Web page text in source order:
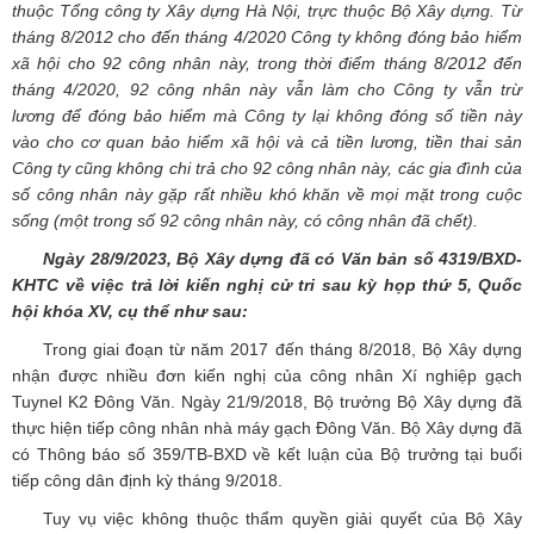
thuộc Tổng công ty Xây dựng Hà Nội, trực thuộc Bộ Xây dựng. Từ
tháng 8/2012 cho đến tháng 4/2020 Công ty không đóng bảo hiểm
xã hội cho 92 công nhân này, trong thời điểm tháng 8/2012 đến
tháng 4/2020, 92 công nhân này vẫn làm cho Công ty vẫn trừ
lương để đóng bảo hiểm mà Công ty lại không đóng số tiền này
vào cho cơ quan bảo hiểm xã hội và cả tiền lương, tiền thai sản
Công ty cũng không chi trả cho 92 công nhân này, các gia đình của
số công nhân này gặp rất nhiều khó khăn về mọi mặt trong cuộc
sống (một trong số 92 công nhân này, có công nhân đã chết).
Ngày 28/9/2023, Bộ Xây dựng đã có Văn bản số 4319/BXD-
KHTC về việc trả lời kiến nghị cử tri sau kỳ họp thứ 5, Quốc
hội khóa XV, cụ thể như sau:
Trong giai đoạn từ năm 2017 đến tháng 8/2018, Bộ Xây dựng
nhận được nhiều đơn kiến nghị của công nhân Xí nghiệp gạch
Tuynel K2 Đông Văn. Ngày 21/9/2018, Bộ trưởng Bộ Xây dựng đã
thực hiện tiếp công nhân nhà máy gạch Đông Văn. Bộ Xây dựng đã
có Thông báo số 359/TB-BXD về kết luận của Bộ trưởng tại buổi
tiếp công dân định kỳ tháng 9/2018.
Tuy vụ việc không thuộc thẩm quyền giải quyết của Bộ Xây